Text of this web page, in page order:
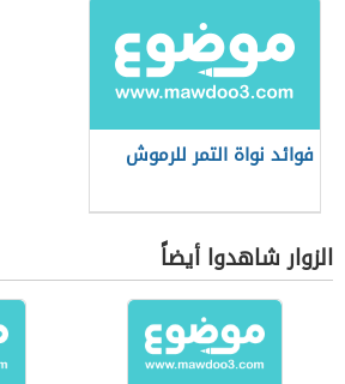
فوائد نواة التمر للرموش
الزوار شاهدوا أيضاً